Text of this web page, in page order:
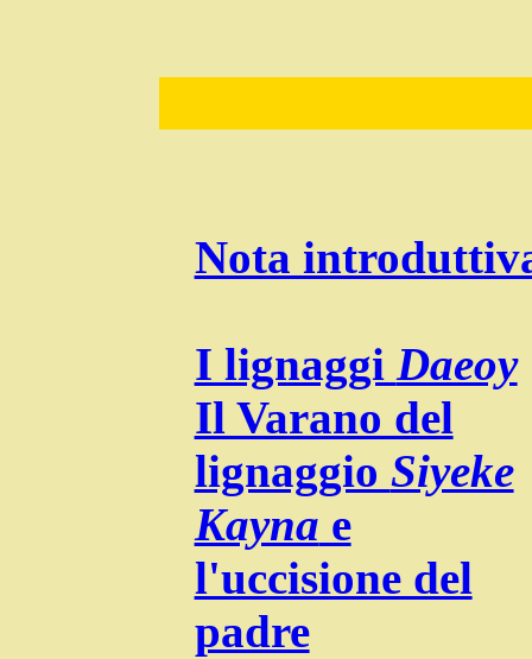
Nota
I lignaggi Daeoy
Il Varano del
lignaggio Siyeke
Kayna e
l'uccisione del
padre